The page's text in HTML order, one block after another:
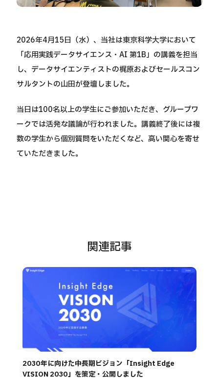
2026年4月15日（水）、当社は東京科学大学において
「応用実践データサイエンス・AI 第1B」の講義を担当
し、データサイエンティストの梶原およびセールスコン
サルタントの山田が登壇しました。
当日は100名以上の学生にご参加いただき、グループワ
ークでは活発な議論が行われました。講義終了後には複
数の学生から個別質問をいただくなど、高い関心を寄せ
ていただきました。
関連記事
2030年に向けた中長期ビジョン「Insight Edge
VISION 2030」を策定・公開しました